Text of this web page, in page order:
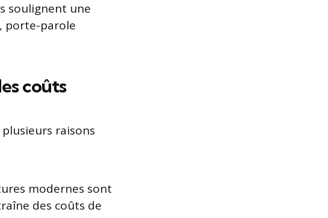
soulignent une
porte-parole
coûts
raisons
modernes sont
des coûts de